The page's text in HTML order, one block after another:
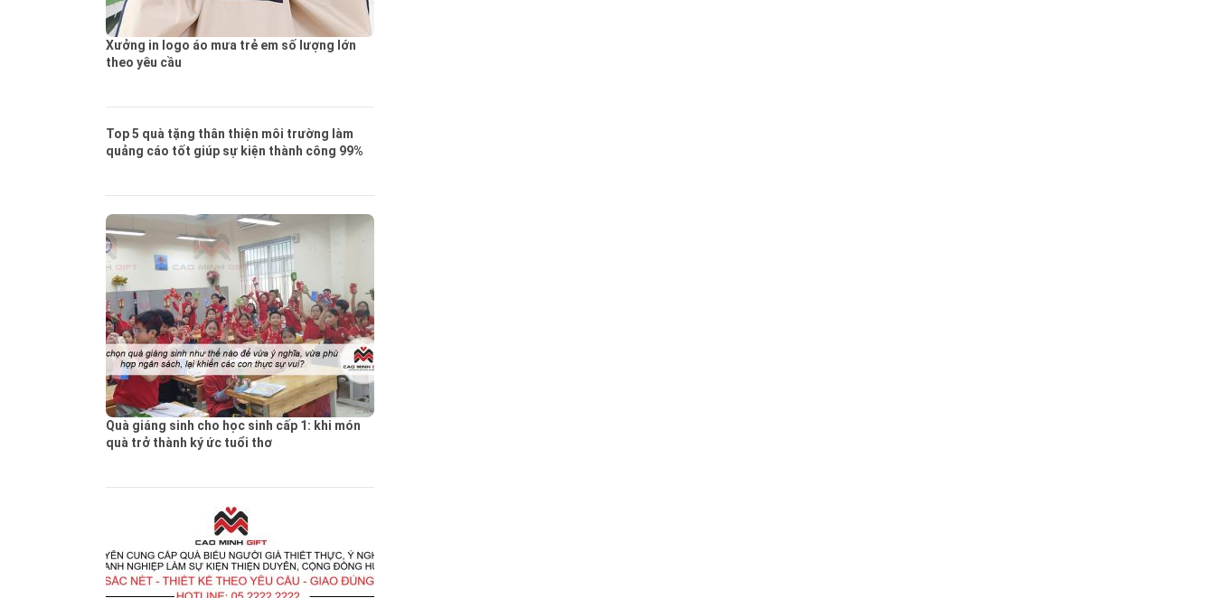
Xưởng in logo áo mưa trẻ em số lượng lớn
theo yêu cầu
Top 5 quà tặng thân thiện môi trường làm
quảng cáo tốt giúp sự kiện thành công 99%
Quà giáng sinh cho học sinh cấp 1: khi món
quà trở thành ký ức tuổi thơ